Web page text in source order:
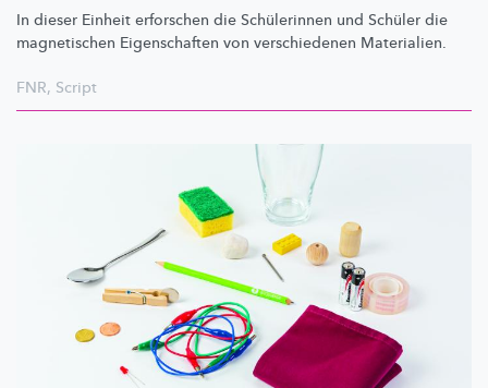
In dieser Einheit erforschen die Schülerinnen und Schüler die
magnetischen Eigenschaften von verschiedenen Materialien.
FNR, Script